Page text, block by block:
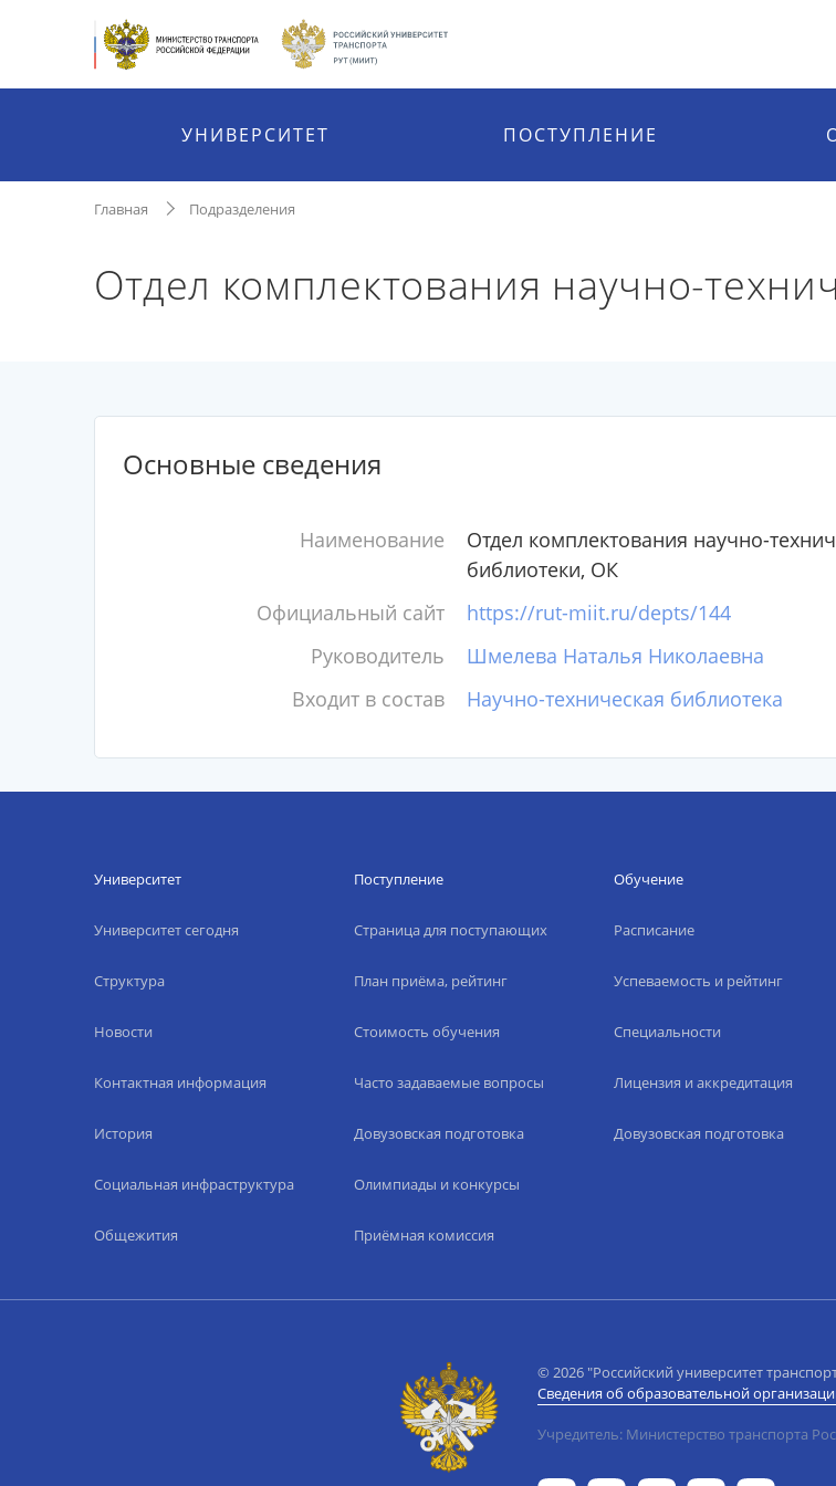
УНИВЕРСИТЕТ ПОСТУПЛЕНИЕ
Главная Подразделения
Отдел комплектования научно-
Основные сведения
Наименование
Отдел комплектования научно-
библиотеки, ОК
Официальный сайт
https://rut-miit.ru/depts/144
Руководитель
Шмелева Наталья Николаевна
Входит в состав
Научно-техническая библиотека
Университет
Университет сегодня
Структура
Новости
Контактная информация
История
Социальная инфраструктура
Общежития
Поступление
Страница для поступающих
План приёма, рейтинг
Стоимость обучения
Часто задаваемые вопросы
Довузовская подготовка
Олимпиады и конкурсы
Приёмная комиссия
Обучение
Расписание
Успеваемость и рейтинг
Специальности
Лицензия и аккредитация
Довузовская подготовка
© 2026 "Российский университет
Сведения об образовательной
Учредитель: Министерство транспорта